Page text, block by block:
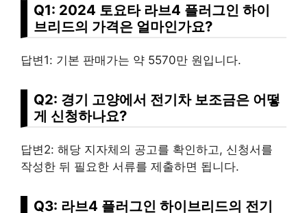
Q1: 2024 토요타 라브4 플러그인 하이
브리드의 가격은 얼마인가요?
답변1: 기본 판매가는 약 5570만 원입니다.
Q2: 경기 고양에서 전기차 보조금은 어떻
게 신청하나요?
답변2: 해당 지자체의 공고를 확인하고, 신청서를
작성한 뒤 필요한 서류를 제출하면 됩니다.
Q3: 라브4 플러그인 하이브리드의 전기